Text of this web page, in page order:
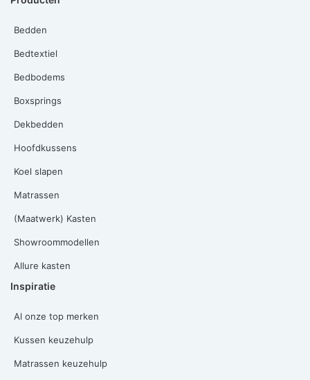
Bedden
Bedtextiel
Bedbodems
Boxsprings
Dekbedden
Hoofdkussens
Koel slapen
Matrassen
(Maatwerk) Kasten
Showroommodellen
Allure kasten
Inspiratie
Al onze top merken
Kussen keuzehulp
Matrassen keuzehulp